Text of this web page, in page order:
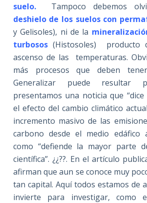
suelo.
Tampoco debemos
deshielo de los suelos con
y Gelisoles), ni de la
turbosos(Histosoles) producto
ascenso de las temperaturas.
más procesos que deben
Generalizar puede resultar
presentamos una noticia que
el efecto del cambio climático
incremento masivo de las
carbono desde el medio edáfico
como “defiende la mayor parte
científica”. ¿¿??. En el artículo
afirman que aun se conoce muy
tan capital. Aquí todos estamos de
invierte para investigar, como